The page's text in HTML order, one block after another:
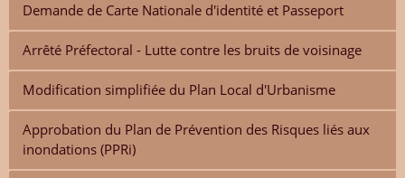
Demande de Carte Nationale d'identité et Passeport
Arrêté Préfectoral - Lutte contre les bruits de voisinage
Modification simplifiée du Plan Local d'Urbanisme
Approbation du Plan de Prévention des Risques liés aux
inondations (PPRi)